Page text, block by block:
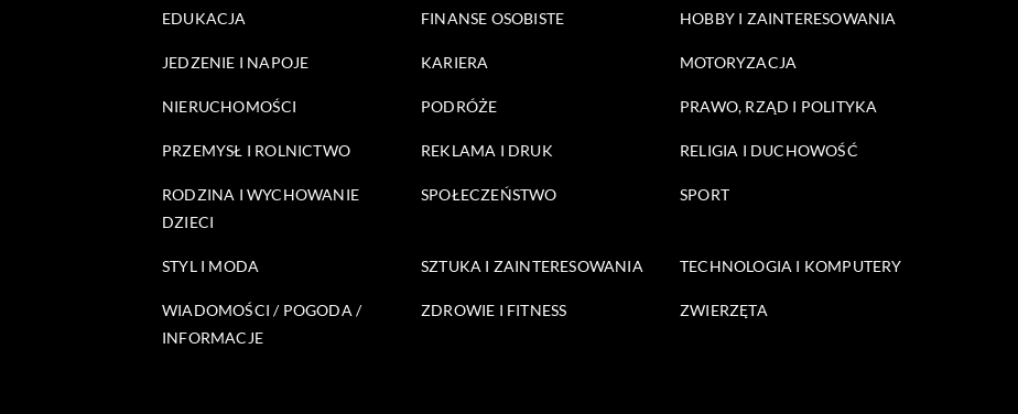
EDUKACJA FINANSE OSOBISTE HOBBY I ZAINTERESOWANIA
JEDZENIE I NAPOJE KARIERA MOTORYZACJA
NIERUCHOMOŚCI PODRÓŻE PRAWO, RZĄD I POLITYKA
PRZEMYSŁ I ROLNICTWO REKLAMA I DRUK RELIGIA I DUCHOWOŚĆ
RODZINA I WYCHOWANIE
DZIECI
SPOŁECZEŃSTWO SPORT
STYL I MODA SZTUKA I ZAINTERESOWANIA TECHNOLOGIA I KOMPUTERY
WIADOMOŚCI / POGODA /
INFORMACJE
ZDROWIE I FITNESS ZWIERZĘTA